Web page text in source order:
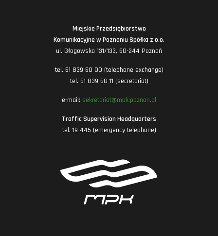
Miejskie Przedsiębiorstwo
Komunikacyjne w Poznaniu Spółka z o.o.
ul. Głogowska 131/133, 60-244 Poznań
tel. 61 839 60 00 (telephone exchange)
tel. 61 839 60 11 (secretariat)
e-mail: sekretariat@mpk.poznan.pl
Traffic Supervision Headquarters
tel. 19 445 (emergency telephone)